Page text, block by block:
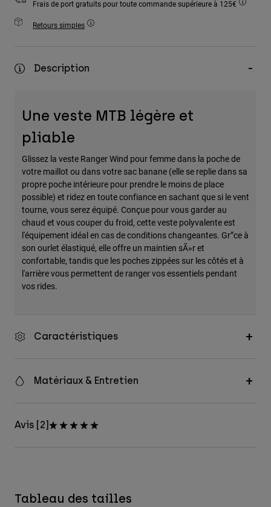
Accessoires
Chapeaux et Casquettes
Frais de port gratuits pour toute commande supérieure à 125€
Retours simples
Description
Une veste MTB légère et
pliable
Glissez la veste Ranger Wind pour femme dans la poche de
votre maillot ou dans votre sac banane (elle se replie dans sa
propre poche intérieure pour prendre le moins de place
possible) et ridez en toute confiance en sachant que si le vent
tourne, vous serez équipé. Conçue pour vous garder au
chaud et vous couper du froid, cette veste polyvalente est
l'équipement idéal en cas de conditions changeantes. Gr”ce à
son ourlet élastiqué, elle offre un maintien sÃ»r et
confortable, tandis que les poches zippées sur les côtés et à
l'arrière vous permettent de ranger vos essentiels pendant
vos rides.
Caractéristiques
Matériaux & Entretien
Avis [2]
Tableau des tailles